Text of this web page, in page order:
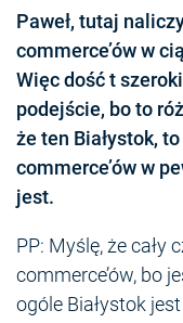
Paweł, tutaj
commerce’ów w
Więc dość t
podejście, bo to
że ten Białystok,
commerce’ów w
jest.
PP: Myślę, że cały
commerce’ów, bo
ogóle Białystok